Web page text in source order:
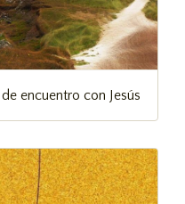
encuentro con Jesús